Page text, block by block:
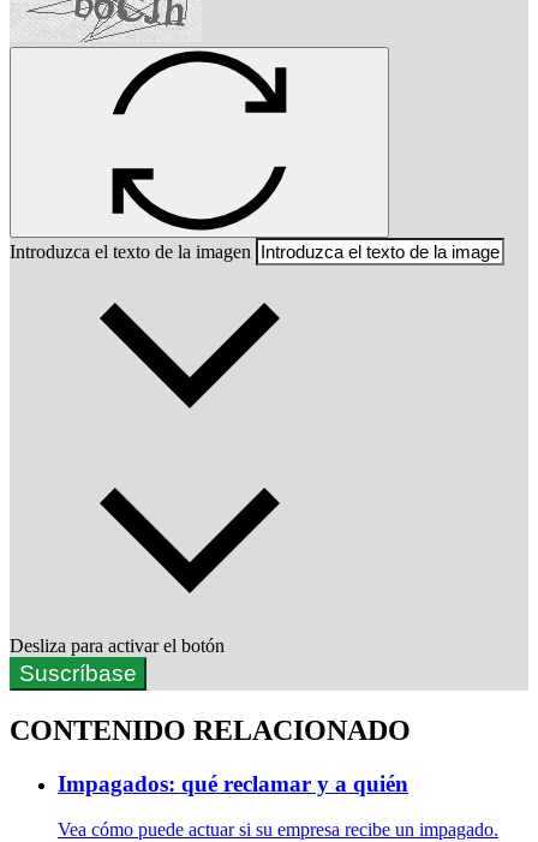
Introduzca el texto de la imagen
Desliza para activar el botón
Suscríbase
CONTENIDO RELACIONADO
Impagados: qué reclamar y a quién
Vea cómo puede actuar si su empresa recibe un impagado.